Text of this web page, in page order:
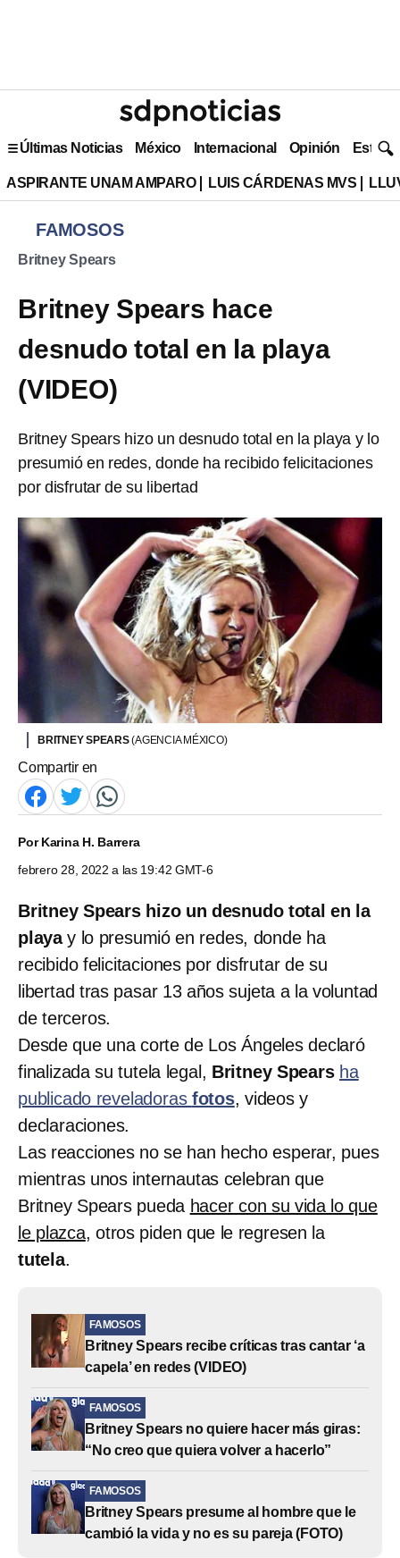
Últimas Noticias México Internacional Opinión Estilo
ASPIRANTE UNAM AMPARO LUIS CÁRDENAS MVS
FAMOSOS
Britney Spears
Britney Spears hace
desnudo total en la playa
(VIDEO)
Britney Spears hizo un desnudo total en la playa y lo
presumió en redes, donde ha recibido felicitaciones
por disfrutar de su libertad
BRITNEY SPEARS(AGENCIA MÉXICO)
Compartir en
PorKarina H. Barrera
febrero 28, 2022 a las 19:42 GMT-6
Britney Spears hizo un desnudo total en la
playay lo presumió en redes, donde ha
recibido felicitaciones por disfrutar de su
libertad tras pasar 13 años sujeta a la voluntad
de terceros.
Desde que una corte de Los Ángeles declaró
finalizada su tutela legal, Britney Spears ha
publicado reveladoras fotos, videos y
declaraciones.
Las reacciones no se han hecho esperar, pues
mientras unos internautas celebran que
Britney Spears pueda hacer con su vida lo que
le plazca, otros piden que le regresen la
tutela.
FAMOSOS
Britney Spears recibe críticas tras cantar ‘a
capela’ en redes (VIDEO)
FAMOSOS
Britney Spears no quiere hacer más giras:
“No creo que quiera volver a hacerlo”
FAMOSOS
Britney Spears presume al hombre que le
cambió la vida y no es su pareja (FOTO)